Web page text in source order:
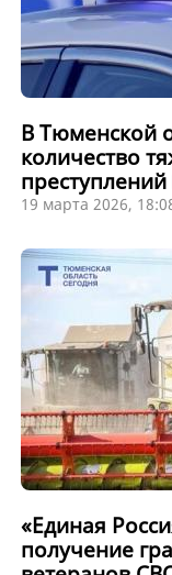
В Тюменской
количество
преступлений
19 марта 2026,
«Единая
получение